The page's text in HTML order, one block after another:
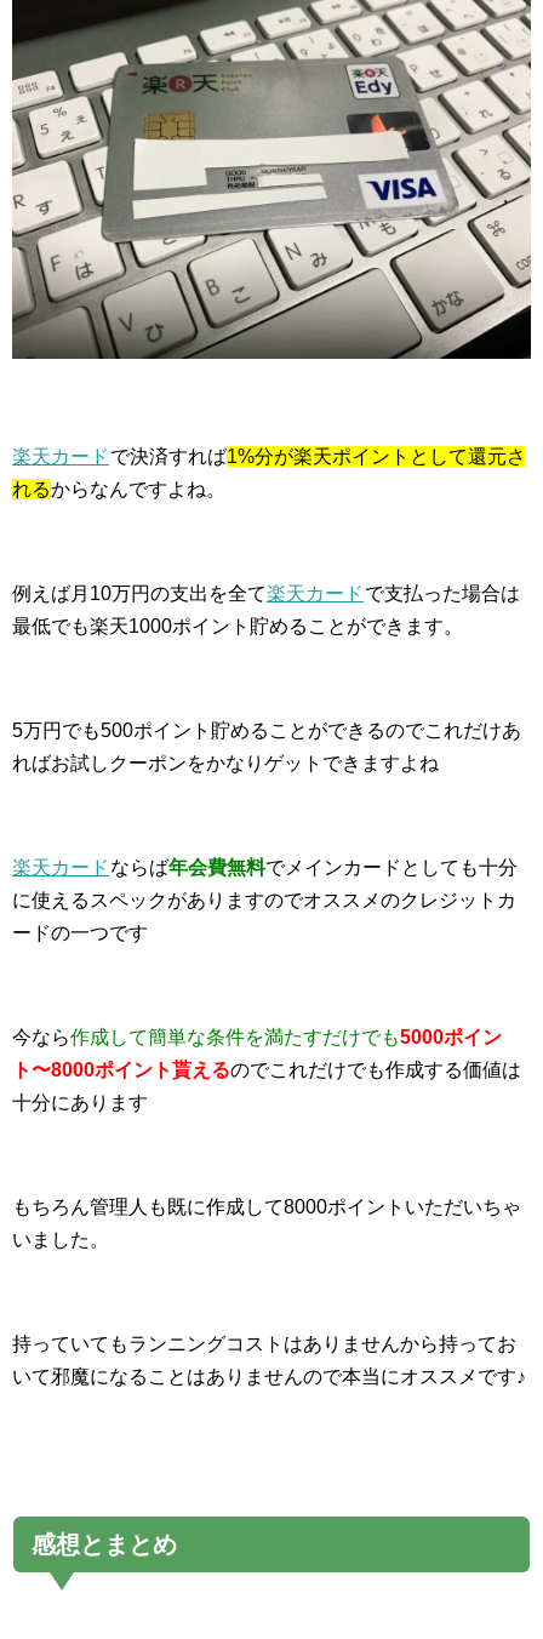
楽天カード で決済すれば1%分が楽天ポイントとして還元さ
れるからなんですよね。
例えば月10万円の支出を全て楽天カード で支払った場合は
最低でも楽天1000ポイント貯めることができます。
5万円でも500ポイント貯めることができるのでこれだけあ
ればお試しクーポンをかなりゲットできますよね
楽天カード ならば年会費無料でメインカードとしても十分
に使えるスペックがありますのでオススメのクレジットカ
ードの一つです
今なら作成して簡単な条件を満たすだけでも5000ポイン
ト〜8000ポイント貰えるのでこれだけでも作成する価値は
十分にあります
もちろん管理人も既に作成して8000ポイントいただいちゃ
いました。
持っていてもランニングコストはありませんから持ってお
いて邪魔になることはありませんので本当にオススメです♪
感想とまとめ